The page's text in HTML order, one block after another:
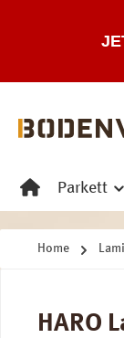
Parkett
Home
HARO